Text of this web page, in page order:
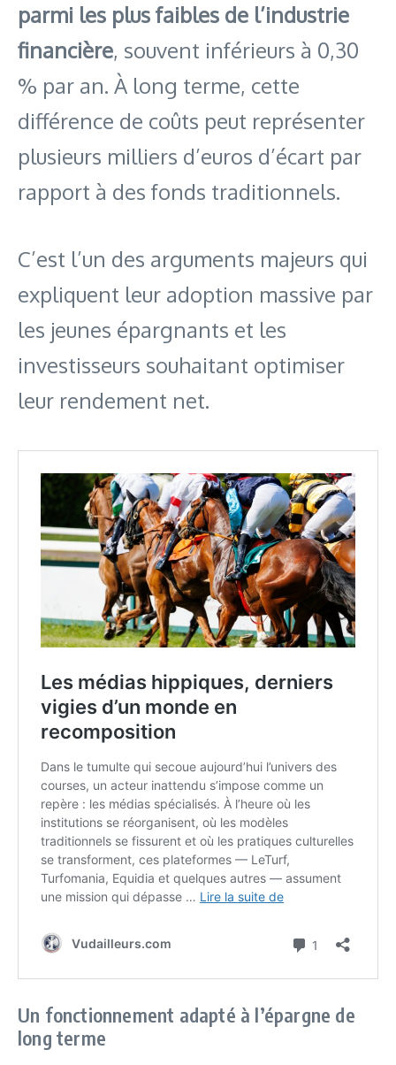
parmi les plus faibles de l’industrie
financière, souvent inférieurs à 0,30
% par an. À long terme, cette
différence de coûts peut représenter
plusieurs milliers d’euros d’écart par
rapport à des fonds traditionnels.
C’est l’un des arguments majeurs qui
expliquent leur adoption massive par
les jeunes épargnants et les
investisseurs souhaitant optimiser
leur rendement net.
Un fonctionnement adapté à l’épargne de
long terme